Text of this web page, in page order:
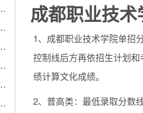
成都职业技
1、成都职业技术学院单招
控制线后方再依招生计划
绩计算文化成绩。
2、普高类：最低录取分数